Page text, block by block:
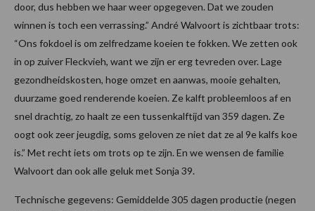
door, dus hebben we haar weer opgegeven. Dat we zouden
winnen is toch een verrassing.” André Walvoort is zichtbaar trots:
“Ons fokdoel is om zelfredzame koeien te fokken. We zetten ook
in op zuiver Fleckvieh, want we zijn er erg tevreden over. Lage
gezondheidskosten, hoge omzet en aanwas, mooie gehalten,
duurzame goed renderende koeien. Ze kalft probleemloos af en
snel drachtig, zo haalt ze een tussenkalftijd van 359 dagen. Ze
oogt ook zeer jeugdig, soms geloven ze niet dat ze al 9e kalfs koe
is.” Met recht iets om trots op te zijn. En we wensen de familie
Walvoort dan ook alle geluk met Sonja 39.
Technische gegevens: Gemiddelde 305 dagen productie (negen